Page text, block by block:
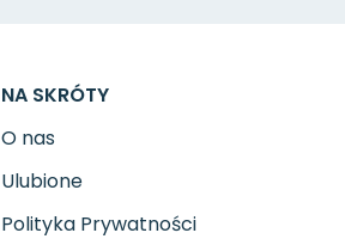
NA SKRÓTY
O nas
Ulubione
Polityka Prywatności